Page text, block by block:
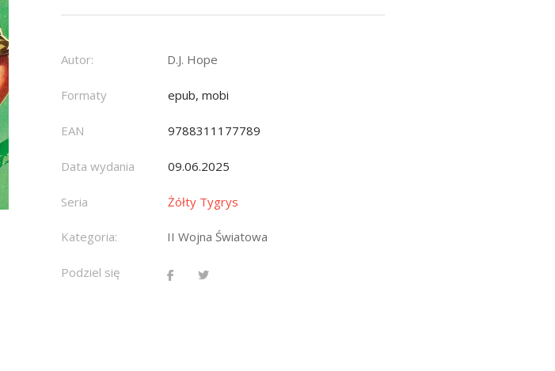
Autor: D.J. Hope
Formaty epub, mobi
EAN 9788311177789
Data wydania 09.06.2025
Seria Żółty Tygrys
Kategoria: II Wojna Światowa
Podziel się